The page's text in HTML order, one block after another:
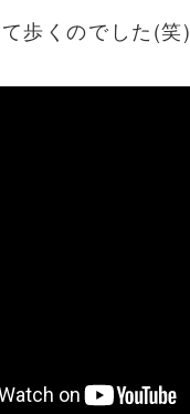
歩くのでした(笑)